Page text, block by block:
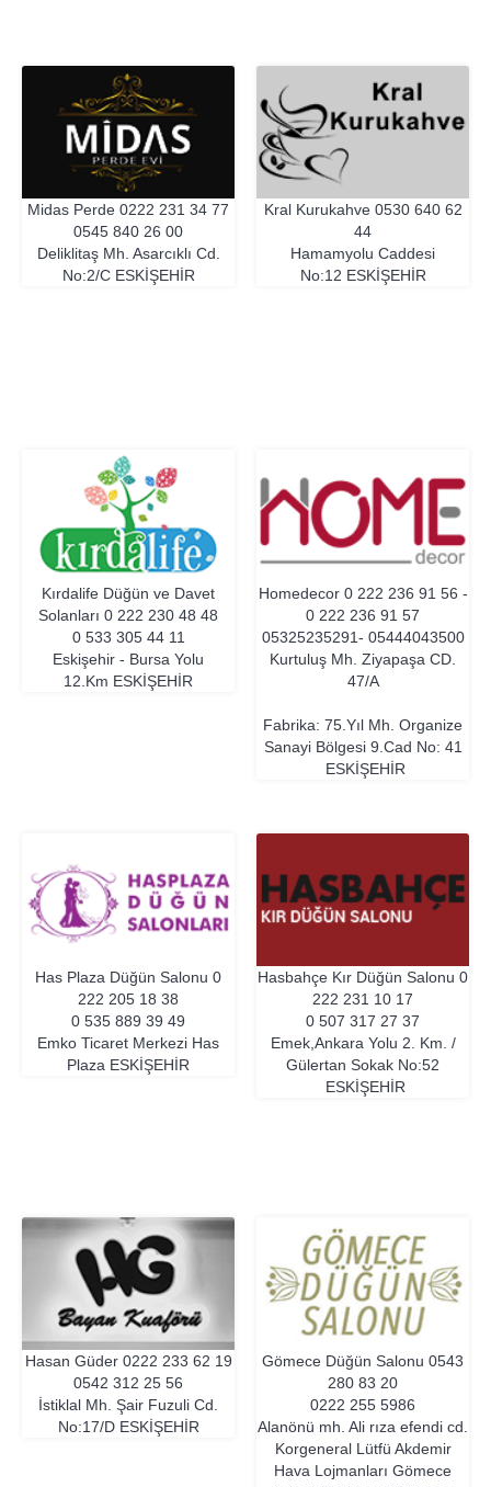
Midas Perde 0222 231 34 77
0545 840 26 00
Deliklitaş Mh. Asarcıklı Cd.
No:2/C ESKIŞEHIR
Kral Kurukahve 0530 640 62
44
Hamamyolu Caddesi
No:12 ESKIŞEHIR
Kırdalife Düğün ve Davet
Solanları 0 222 230 48 48
0 533 305 44 11
Eskişehir - Bursa Yolu
12.Km ESKIŞEHIR
Homedecor 0 222 236 91 56 -
0 222 236 91 57
05325235291- 05444043500
Kurtuluş Mh. Ziyapaşa CD.
47/A
Fabrika: 75.Yıl Mh. Organize
Sanayi Bölgesi 9.Cad No: 41
ESKIŞEHIR
Has Plaza Düğün Salonu 0
222 205 18 38
0 535 889 39 49
Emko Ticaret Merkezi Has
Plaza ESKIŞEHIR
Hasbahçe Kır Düğün Salonu 0
222 231 10 17
0 507 317 27 37
Emek,Ankara Yolu 2. Km. /
Gülertan Sokak No:52
ESKIŞEHIR
Hasan Güder 0222 233 62 19
0542 312 25 56
İstiklal Mh. Şair Fuzuli Cd.
No:17/D ESKIŞEHIR
Gömece Düğün Salonu 0543
280 83 20
0222 255 5986
Alanönü mh. Ali rıza efendi cd.
Korgeneral Lütfü Akdemir
Hava Lojmanları Gömece